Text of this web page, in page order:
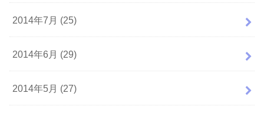
2014年7月 (25)
2014年6月 (29)
2014年5月 (27)